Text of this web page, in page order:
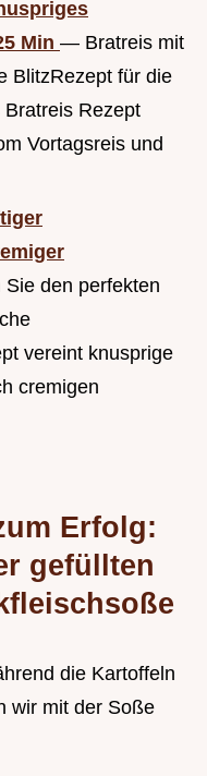
Min — Bratreis mit
BlitzRezept für die
Rezept
Vortagsreis und
den perfekten
vereint knusprige
cremigen
Erfolg:
gefüllten
die Kartoffeln
wir mit der Soße